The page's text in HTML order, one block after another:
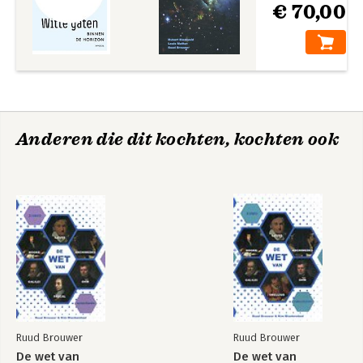
€ 70,00
Anderen die dit kochten, kochten ook
Ruud Brouwer
De wet van
Ruud Brouwer
De wet van